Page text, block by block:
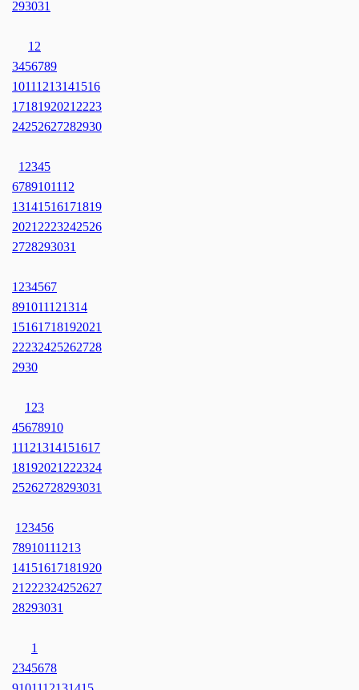
293031
12
3456789
10111213141516
17181920212223
24252627282930
12345
6789101112
13141516171819
20212223242526
2728293031
1234567
891011121314
15161718192021
22232425262728
2930
123
45678910
11121314151617
18192021222324
25262728293031
123456
78910111213
14151617181920
21222324252627
28293031
1
2345678